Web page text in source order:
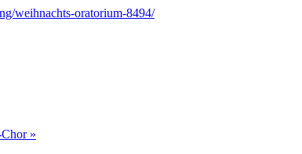
weihnachts-oratorium-8494/
Chor »